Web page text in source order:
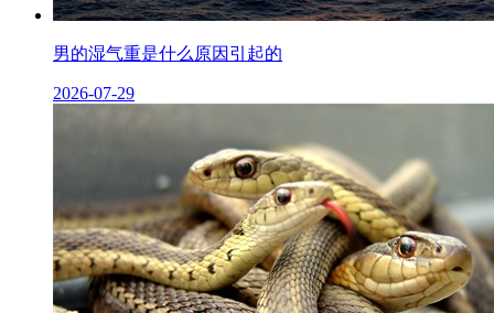
男的湿气重是什么原因引起的
2026-07-29